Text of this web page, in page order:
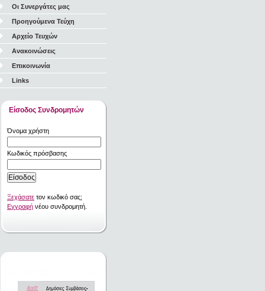
Οι Συνεργάτες μας
Προηγούμενα Τεύχη
Αρχείο Τευχών
Ανακοινώσεις
Επικοινωνία
Links
Είσοδος Συνδρομητών
Όνομα χρήστη
Κωδικός πρόσβασης
Ξεχάσατε τον κωδικό σας;
Εγγραφή νέου συνδρομητή.